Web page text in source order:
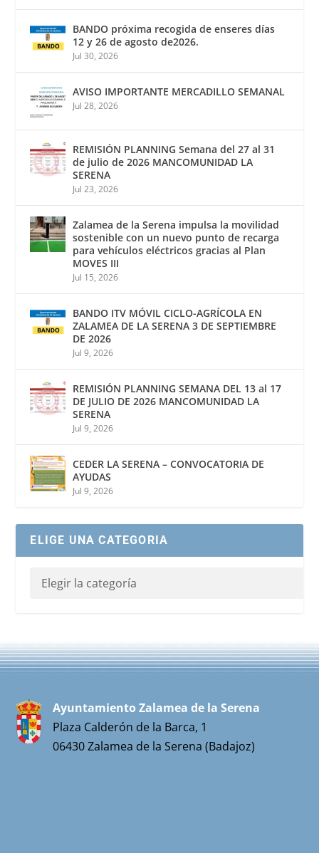
BANDO próxima recogida de enseres días
12 y 26 de agosto de2026.
Jul 30, 2026
AVISO IMPORTANTE MERCADILLO SEMANAL
Jul 28, 2026
REMISIÓN PLANNING Semana del 27 al 31
de julio de 2026 MANCOMUNIDAD LA
SERENA
Jul 23, 2026
Zalamea de la Serena impulsa la movilidad
sostenible con un nuevo punto de recarga
para vehículos eléctricos gracias al Plan
MOVES III
Jul 15, 2026
BANDO ITV MÓVIL CICLO-AGRÍCOLA EN
ZALAMEA DE LA SERENA 3 DE SEPTIEMBRE
DE 2026
Jul 9, 2026
REMISIÓN PLANNING SEMANA DEL 13 al 17
DE JULIO DE 2026 MANCOMUNIDAD LA
SERENA
Jul 9, 2026
CEDER LA SERENA – CONVOCATORIA DE
AYUDAS
Jul 9, 2026
ELIGE UNA CATEGORIA
Ayuntamiento Zalamea de la Serena
Plaza Calderón de la Barca, 1
06430 Zalamea de la Serena (Badajoz)